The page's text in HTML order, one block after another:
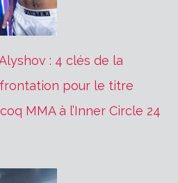
: 4 clés de la
pour le titre
MMA à l’Inner Circle 24